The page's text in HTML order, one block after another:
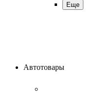
Еще
Автотовары